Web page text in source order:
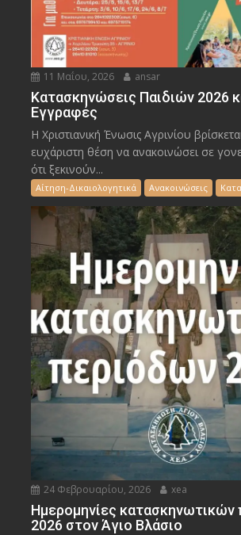
11 Μαΐου, 2026 ansar
Κατασκηνώσεις Παιδιών 2026
Εγγραφές
Η Χριστιανική Ένωσις Αγρινίου
ευχάριστη θέση να ανακοινώσει σε
ότι ξεκινούν...
Αίτηση-Δικαιολογητικά Ανακοινώσεις
24 Φεβρουαρίου, 2026 xea
Ημερομηνίες κατασκηνωτικών
2026 στον Άγιο Βλάσιο